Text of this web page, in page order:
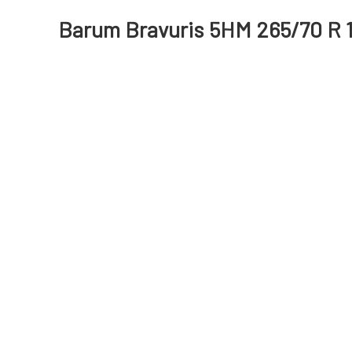
Barum Bravuris 5HM 265/70 R